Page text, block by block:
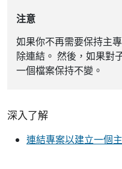
注意
如果你不再需要保持主
除連結。 然後，如果對
一個檔案保持不變。
深入了解
連結專案以建立一個